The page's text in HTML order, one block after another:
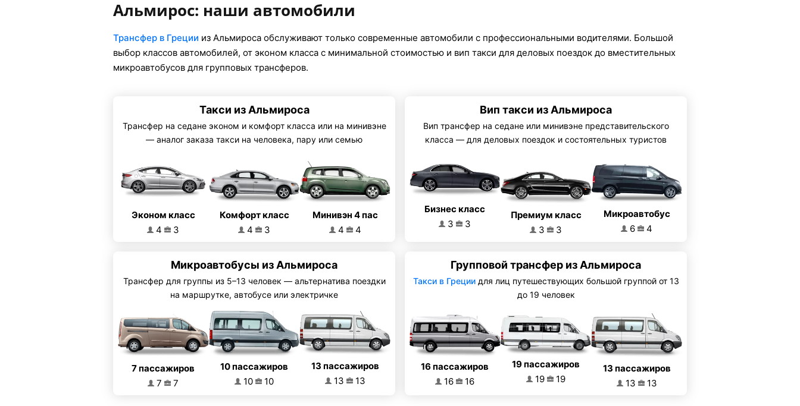
Альмирос: наши автомобили
Трансфер в Греции из Альмироса обслуживают только современные автомобили с профессиональными водителями. Большой
выбор классов автомобилей, от эконом класса с минимальной стоимостью и вип такси для деловых поездок до вместительных
микроавтобусов для групповых трансферов.
Такси из Альмироса
Трансфер на седане эконом и комфорт класса или на минивэне
— аналог заказа такси на человека, пару или семью
Эконом класс
4
3
Комфорт класс
4
3
Минивэн 4 пас
4
4
Вип такси из Альмироса
Вип трансфер на седане или минивэне представительского
класса — для деловых поездок и состоятельных туристов
Бизнес класс
3
3
Премиум класс
3
3
Микроавтобус
6
4
Микроавтобусы из Альмироса
Трансфер для группы из 5–13 человек — альтернатива поездки
на маршрутке, автобусе или электричке
7 пассажиров
7
7
10 пассажиров
10
10
13 пассажиров
13
13
Групповой трансфер из Альмироса
Такси в Грециидля лиц путешествующих большой группой от 13
до 19 человек
16 пассажиров
16
16
19 пассажиров
19
19
13 пассажиров
13
13